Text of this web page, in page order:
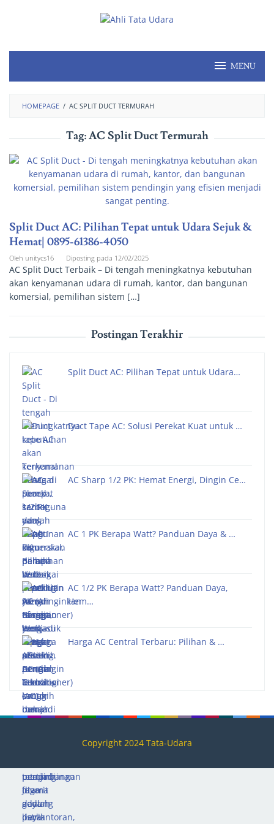
MENU
HOMEPAGE / AC SPLIT DUCT TERMURAH
Tag:AC Split Duct Termurah
Split Duct AC: Pilihan Tepat untuk Udara Sejuk &
Hemat| 0895-61386-4050
Oleh unitycs16 Diposting pada 12/02/2025
AC Split Duct Terbaik – Di tengah meningkatnya kebutuhan
akan kenyamanan udara di rumah, kantor, dan bangunan
komersial, pemilihan sistem […]
Postingan Terakhir
Split Duct AC: Pilihan Tepat untuk Udara…
Duct Tape AC: Solusi Perekat Kuat untuk …
AC Sharp 1/2 PK: Hemat Energi, Dingin Ce…
AC 1 PK Berapa Watt? Panduan Daya & …
AC 1/2 PK Berapa Watt? Panduan Daya,
Hem…
Harga AC Central Terbaru: Pilihan & …
Copyright 2024 Tata-Udara